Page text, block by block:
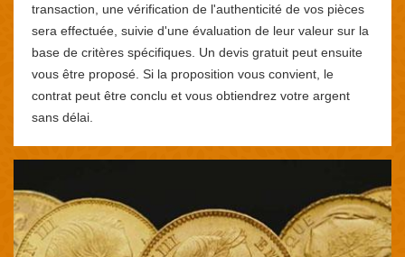
transaction, une vérification de l'authenticité de vos pièces
sera effectuée, suivie d'une évaluation de leur valeur sur la
base de critères spécifiques. Un devis gratuit peut ensuite
vous être proposé. Si la proposition vous convient, le
contrat peut être conclu et vous obtiendrez votre argent
sans délai.